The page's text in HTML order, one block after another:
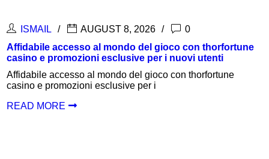
AUGUST 8, 2026
0
accesso al mondo del gioco con thorfortune
e promozioni esclusive per i nuovi utenti
accesso al mondo del gioco con thorfortune
e promozioni esclusive per i
MORE